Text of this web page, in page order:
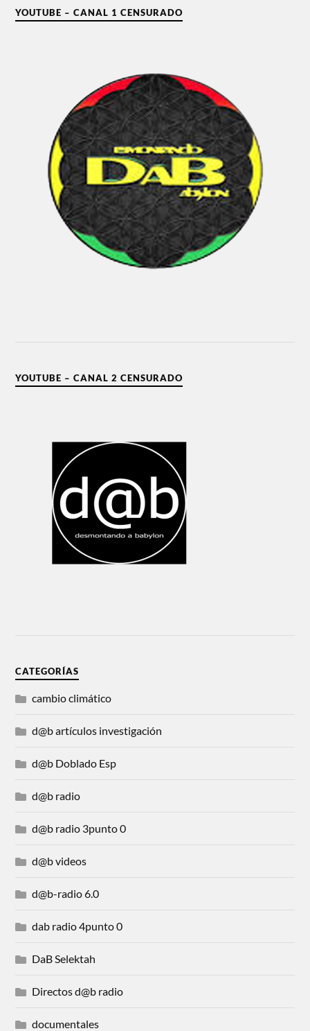
YOUTUBE – CANAL 1 CENSURADO
YOUTUBE – CANAL 2 CENSURADO
CATEGORÍAS
cambio climático
d@b artículos investigación
d@b Doblado Esp
d@b radio
d@b radio 3punto 0
d@b videos
d@b-radio 6.0
dab radio 4punto 0
DaB Selektah
Directos d@b radio
documentales